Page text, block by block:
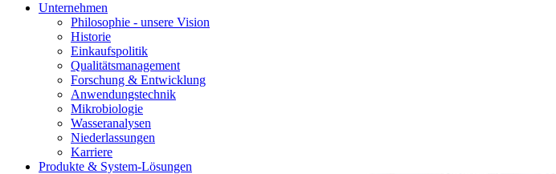
Unternehmen
Philosophie - unsere Vision
Historie
Einkaufspolitik
Qualitätsmanagement
Forschung & Entwicklung
Anwendungstechnik
Mikrobiologie
Wasseranalysen
Niederlassungen
Karriere
Produkte & System-Lösungen